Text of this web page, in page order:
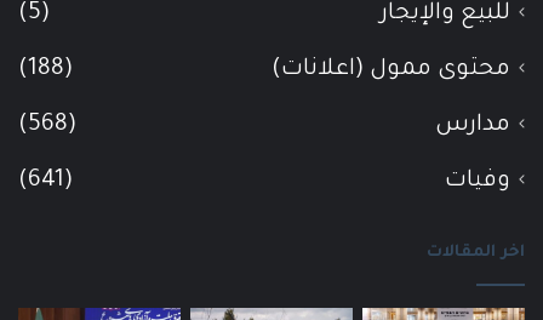
للبيع والإيجار (5)
محتوى ممول (اعلانات) (188)
مدارس (568)
وفيات (641)
اخر المقالات